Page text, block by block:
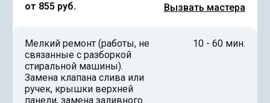
от 855 руб.
Вызвать мастера
Мелкий ремонт (работы, не
связанные с разборкой
стиральной машины).
Замена клапана слива или
ручек, крышки верхней
панели, замена заливного
10 - 60 мин.